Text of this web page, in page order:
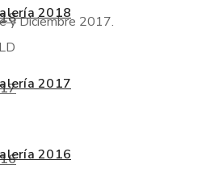
2018
2017
2016
y Diciembre 2017.